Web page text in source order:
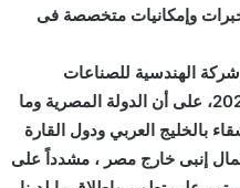
وإمكانيات متخصصة فى
شركة الهندسية للصناعات
البترولية والكيماوية إنبى عن عام 2023، على أن الدولة المصرية وما
بالخليج العربي ودول القارة
إنبى خارج مصر ، مشدداً على